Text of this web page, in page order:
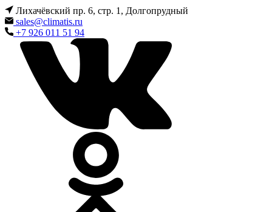
Лихачёвский пр. 6, стр. 1, Долгопрудный
sales@climatis.ru
+7 926 011 51 94